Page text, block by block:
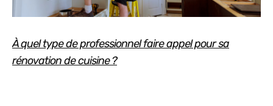
À quel type de professionnel faire appel pour sa
rénovation de cuisine ?